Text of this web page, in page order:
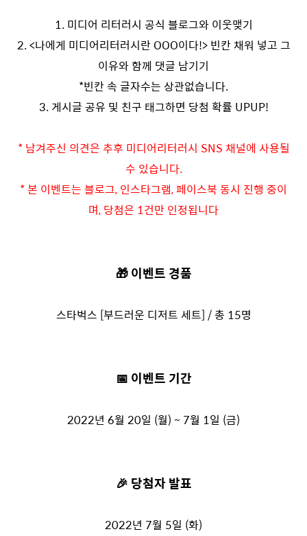
1. 미디어 리터러시 공식 블로그와 이웃맺기
2. <나에게 미디어리터러시란 OOO이다!> 빈칸 채워 넣고 그
이유와 함께 댓글 남기기
*빈칸 속 글자수는 상관없습니다.
3. 게시글 공유 및 친구 태그하면 당첨 확률 UPUP!
* 남겨주신 의견은 추후 미디어리터러시 SNS 채널에 사용될
수 있습니다.
* 본 이벤트는 블로그, 인스타그램, 페이스북 동시 진행 중이
며, 당첨은 1건만 인정됩니다
🎁 이벤트 경품
스타벅스 [부드러운 디저트 세트] / 총 15명
📅 이벤트 기간
2022년 6월 20일 (월) ~ 7월 1일 (금)
🎉 당첨자 발표
2022년 7월 5일 (화)